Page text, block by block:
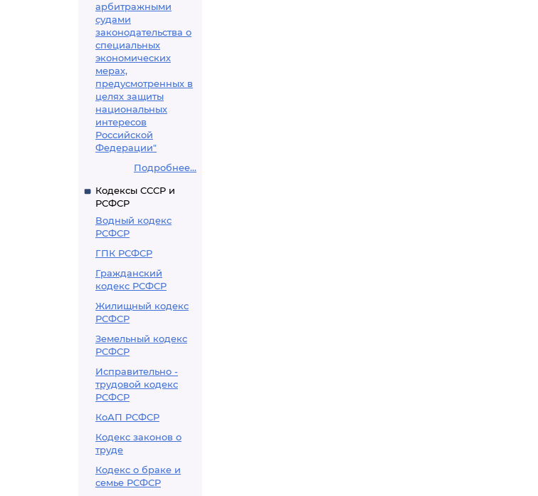
арбитражными
судами
законодательства о
специальных
экономических
мерах,
предусмотренных в
целях защиты
национальных
интересов
Российской
Федерации"
Подробнее...
Кодексы СССР и
РСФСР
Водный кодекс
РСФСР
ГПК РСФСР
Гражданский
кодекс РСФСР
Жилищный кодекс
РСФСР
Земельный кодекс
РСФСР
Исправительно -
трудовой кодекс
РСФСР
КоАП РСФСР
Кодекс законов о
труде
Кодекс о браке и
семье РСФСР